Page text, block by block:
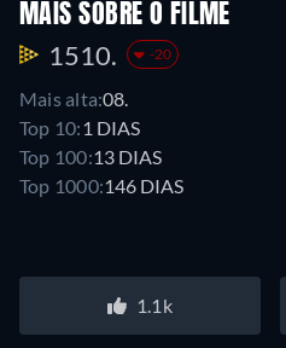
MAIS SOBRE O FILME
1510. -20
Mais alta:08.
Top 10: 1 DIAS
Top 100:13 DIAS
Top 1000:146 DIAS
1.1k